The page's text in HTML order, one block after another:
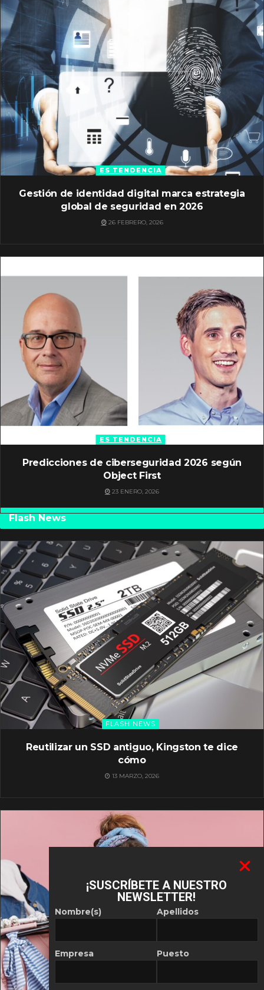
ES TENDENCIA
Gestión de identidad digital marca estrategia
global de seguridad en 2026
26 FEBRERO, 2026
ES TENDENCIA
Predicciones de ciberseguridad 2026 según
Object First
23 ENERO, 2026
Flash News
FLASH NEWS
Reutilizar un SSD antiguo, Kingston te dice
cómo
13 MARZO, 2026
¡SUSCRÍBETE A NUESTRO
NEWSLETTER!
Nombre(s)
Empresa
Apellidos
Puesto